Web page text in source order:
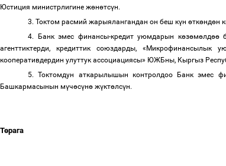
Юстиция министрлигине жөнөтсүн.
3. Токтом расмий жарыялангандан он беш күн өткөндөн
4. Банк эмес финансы-кредит уюмдарын көзөмөлдөө
агенттиктерди, кредиттик союздарды,
кооперативдердин улуттук ассоциациясы» ЮЖБны, Кыргыз
5. Токтомдун аткарылышын контролдоо Банк эмес
Башкармасынын мүчөсүнө жүктөлсүн.
Төрага